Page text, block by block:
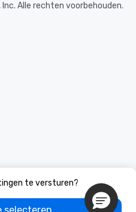
te versturen?
Alle rechten voorbehouden.